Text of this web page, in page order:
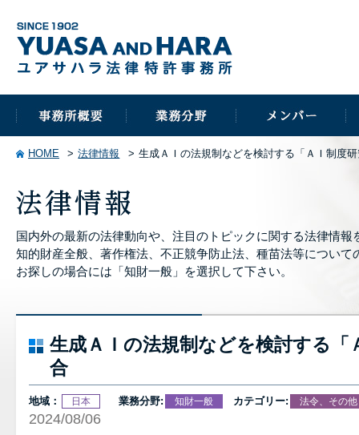
HOME 法律情報 生成ＡＩの法規制などを検討する「ＡＩ制度
国内外の最新の法律動向や、注目のトピックに関する法律情報
知的財産全般、著作権法、不正競争防止法、種苗法等について
お探しの場合には「知財一般」を選択して下さい。
生成ＡＩの法規制などを検討する「
合
地域： 日本 業務分野: 知財一般 カテゴリー: 法令、その他
2024/08/06